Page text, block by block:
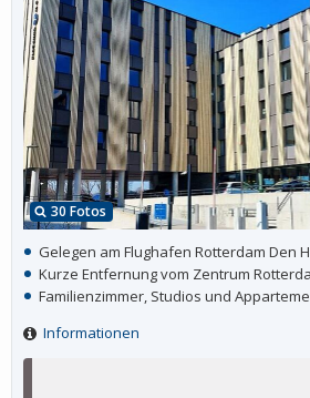
30 Fotos
Gelegen am Flughafen Rotterdam Den
Kurze Entfernung vom Zentrum
Familienzimmer, Studios und
Informationen